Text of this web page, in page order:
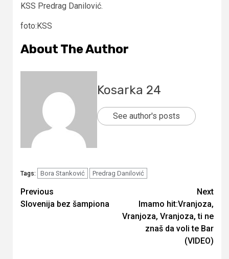
KSS Predrag Danilović.
foto:KSS
About The Author
Kosarka 24
See author's posts
Tags: Bora Stanković Predrag Danilović
Continue
Reading
Previous
Slovenija bez šampiona
Next
Imamo hit:Vranjoza,
Vranjoza, Vranjoza, ti ne
znaš da voli te Bar
(VIDEO)